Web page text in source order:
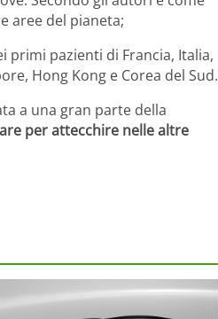
aree del pianeta;
primi pazienti di Francia, Italia,
Hong Kong e Corea del Sud.
a una gran parte della
per attecchire nelle altre